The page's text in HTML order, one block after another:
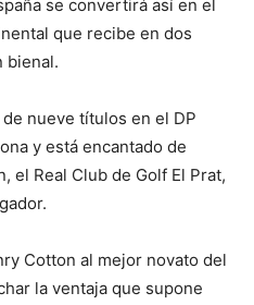
se convertirá así en el
que recibe en dos
bienal.
nueve títulos en el DP
y está encantado de
el Real Club de Golf El Prat,
Cotton al mejor novato del
la ventaja que supone